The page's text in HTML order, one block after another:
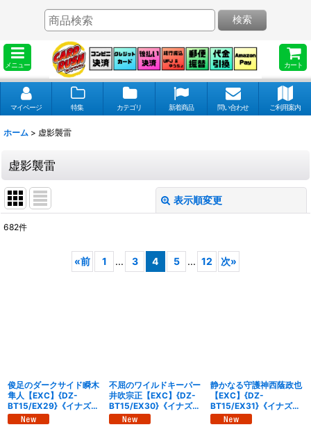
メニュー カート
検索
マイページ 特集 カテゴリ 新着商品 問い合わせ ご利用案内
ホーム > 虚影襲雷
虚影襲雷
表示順変更
682件
«前 1 ... 3 4 5 ... 12 次»
俊足のダークサイド瞬木
隼人【EXC】{DZ-
BT15/EX29}《イナズマ
イレブン》
不屈のワイルドキーパー
井吹宗正【EXC】{DZ-
BT15/EX30}《イナズマ
イレブン》
静かなる守護神西蔭政也
【EXC】{DZ-
BT15/EX31}《イナズマ
イレブン》